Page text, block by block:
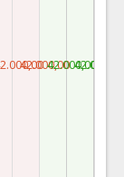
42.000,0042.000,00